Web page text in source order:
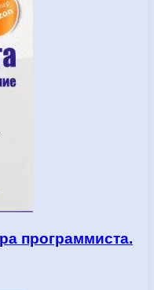
программиста.